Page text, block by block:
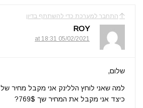
התחבר למערכת כדי להשתתף בדיון
ROY
05/02/2021 at 18:31
שלום,
למה שאני לוחץ הללינק אני מקבל מחיר של 799$?
כיצד אני מקבל את המחיר שך 769$?